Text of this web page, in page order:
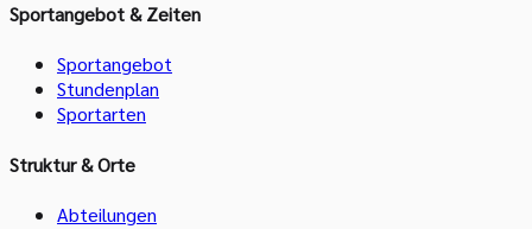
Sportangebot & Zeiten
Sportangebot
Stundenplan
Sportarten
Struktur & Orte
Abteilungen